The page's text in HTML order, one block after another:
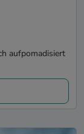
aufpomadisiert